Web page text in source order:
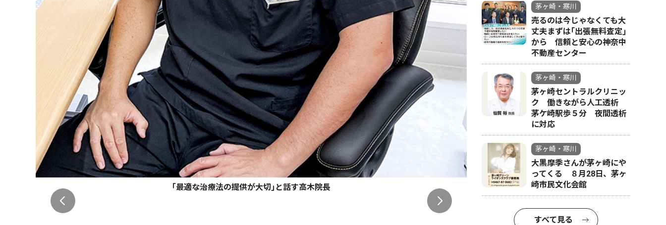
｢最適な治療法の提供が大切｣と話す高木院長
茅ヶ崎・寒川
売るのは今じゃなくても大
丈夫まずは｢出張無料査定｣
から 信頼と安心の神奈中
不動産センター
茅ヶ崎・寒川
茅ヶ崎セントラルクリニッ
ク 働きながら人工透析
茅ケ崎駅歩５分 夜間透析
に対応
茅ヶ崎・寒川
大黒摩季さんが茅ヶ崎にや
ってくる ８月28日、茅ヶ
崎市民文化会館
すべて見る